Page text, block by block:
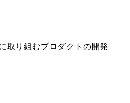
取り組むプロダクトの開発